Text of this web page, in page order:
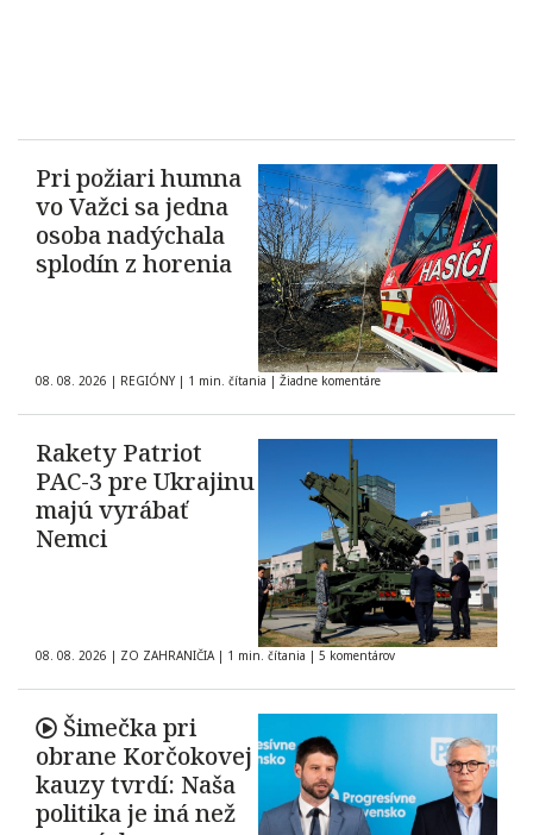
Pri požiari humna
vo Važci sa jedna
osoba nadýchala
splodín z horenia
08. 08. 2026 | REGIÓNY | 1 min. čítania | Žiadne komentáre
Rakety Patriot
PAC-3 pre Ukrajinu
majú vyrábať
Nemci
08. 08. 2026 | ZO ZAHRANIČIA | 1 min. čítania | 5 komentárov
Šimečka pri
obrane Korčokovej
kauzy tvrdí: Naša
politika je iná než